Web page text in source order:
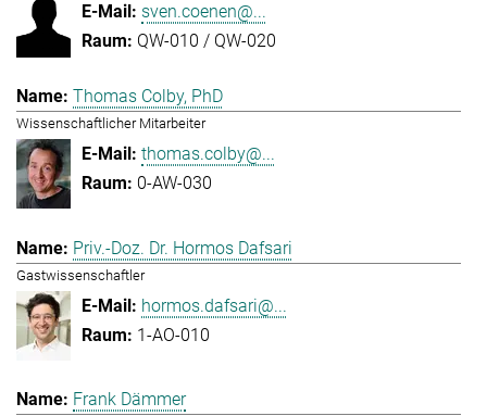
sven.coenen@...
QW-010 / QW-020
Thomas Colby, PhD
Wissenschaftlicher Mitarbeiter
thomas.colby@...
0-AW-030
Priv.-Doz. Dr. Hormos Dafsari
Gastwissenschaftler
hormos.dafsari@...
1-AO-010
Frank Dämmer